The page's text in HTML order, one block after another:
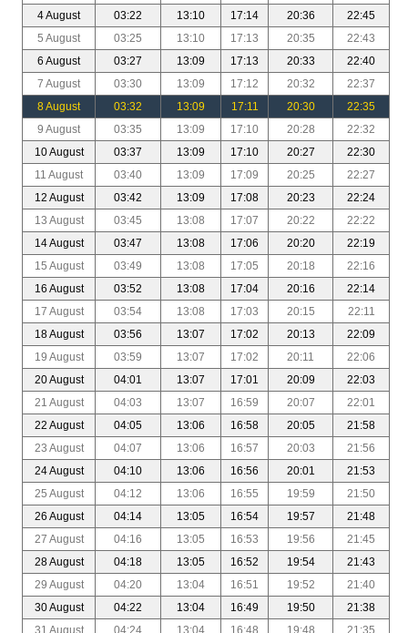
4 August
03:22 13:10 17:14 20:36
22:45
5 August
03:25 13:10 17:13 20:35
22:43
6 August
03:27 13:09 17:13 20:33
22:40
7 August
03:30 13:09 17:12 20:32
22:37
8 August
03:32 13:09 17:11 20:30
22:35
9 August
03:35 13:09 17:10 20:28
22:32
10 August
03:37 13:09 17:10 20:27
22:30
11 August
03:40 13:09 17:09 20:25
22:27
12 August
03:42 13:09 17:08 20:23
22:24
13 August
03:45 13:08 17:07 20:22
22:22
14 August
03:47 13:08 17:06 20:20
22:19
15 August
03:49 13:08 17:05 20:18
22:16
16 August
03:52 13:08 17:04 20:16
22:14
17 August
03:54 13:08 17:03 20:15
22:11
18 August
03:56 13:07 17:02 20:13
22:09
19 August
03:59 13:07 17:02 20:11
22:06
20 August
04:01 13:07 17:01 20:09
22:03
21 August
04:03 13:07 16:59 20:07
22:01
22 August
04:05 13:06 16:58 20:05
21:58
23 August
04:07 13:06 16:57 20:03
21:56
24 August
04:10 13:06 16:56 20:01
21:53
25 August
04:12 13:06 16:55 19:59
21:50
26 August
04:14 13:05 16:54 19:57
21:48
27 August
04:16 13:05 16:53 19:56
21:45
28 August
04:18 13:05 16:52 19:54
21:43
29 August
04:20 13:04 16:51 19:52
21:40
30 August
04:22 13:04 16:49 19:50
21:38
31 August
04:24 13:04 16:48 19:48 21:35